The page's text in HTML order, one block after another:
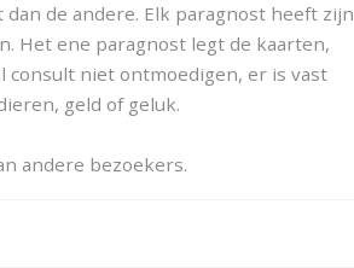
de andere. Elk paragnost heeft zijn
Het ene paragnost legt de kaarten,
consult niet ontmoedigen, er is vast
geld of geluk.
andere bezoekers.